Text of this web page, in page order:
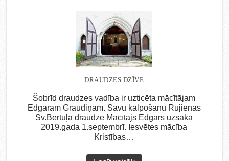
DRAUDZES DZĪVE
Šobrīd draudzes vadība ir uzticēta mācītājam
Edgaram Graudiņam. Savu kalpošanu Rūjienas
Sv.Bērtuļa draudzē Mācītājs Edgars uzsāka
2019.gada 1.septembrī. Iesvētes mācība
Kristības…